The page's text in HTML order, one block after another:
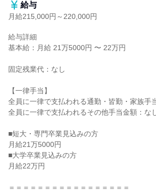
給与
月給215,000円～220,000円
給与詳細
基本給：月給 21万5000円 〜 22万円
固定残業代：なし
【一律手当】
全員に一律で支払われる通勤・皆勤・家族手
全員に一律で支払われるその他手当金額：な
■短大・専門卒業見込みの方
月給21万5000円
■大学卒業見込みの方
月給22万円
＝＝＝＝＝＝＝＝＝＝＝＝＝＝＝＝＝